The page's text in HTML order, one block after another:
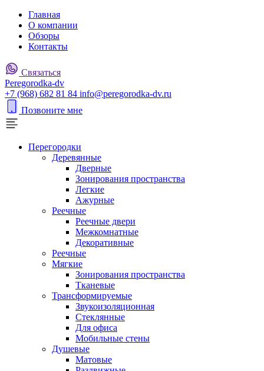
Главная
О компании
Обзоры
Контакты
Связаться
Peregorodka-dv
+7 (968) 682 81 84 info@peregorodka-dv.ru
Позвоните мне
Перегородки
Деревянные
Дверные
Зонирования пространства
Легкие
Ажурные
Реечные
Реечные двери
Межкомнатные
Декоративные
Реечные
Мягкие
Зонирования пространства
Тканевые
Трансформируемые
Звукоизоляционная
Стеклянные
Для офиса
Мобильные стены
Душевые
Матовые